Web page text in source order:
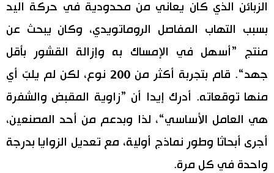
الزبائن الذي كان يعاني من محدودية في حركة اليد
بسبب التهاب المفاصل الروماتويدي، وكان يبحث عن
منتج ”أسهل في الإمساك به وإزالة القشور بأقل
جهد“. قام بتجربة أكثر من 200 نوع، لكن لم يلبّ أي
منها توقعاته. أدرك إيدا أن ”زاوية المقبض والشفرة
هي العامل الأساسي“، لذا وبدعم من أحد المصنعين،
أجرى أبحاثا وطور نماذج أولية، مع تعديل الزوايا بدرجة
واحدة في كل مرة.